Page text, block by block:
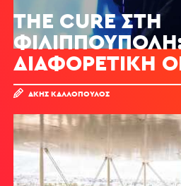
THE CURE ΣΤΗ
ΔΙΑΦΟΡΕΤΙΚΉ
ΆΚΗΣ ΚΑΛΛΌΠΟΥΛΟΣ